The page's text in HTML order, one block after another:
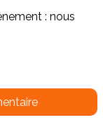
: nous